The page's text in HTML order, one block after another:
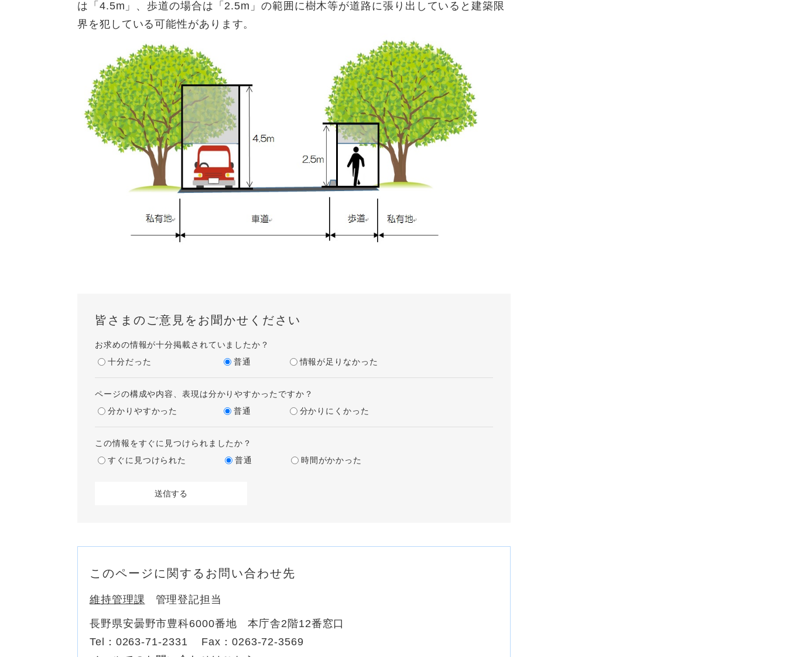
は「4.5m」、歩道の場合は「2.5m」の範囲に樹木等が道路に張り出していると建築限
界を犯している可能性があります。
皆さまのご意見をお聞かせください
お求めの情報が十分掲載されていましたか？
十分だった
普通 情報が足りなかった
ページの構成や内容、表現は分かりやすかったですか？
分かりやすかった
普通 分かりにくかった
この情報をすぐに見つけられましたか？
すぐに見つけられた
普通 時間がかかった
このページに関するお問い合わせ先
維持管理課 管理登記担当
長野県安曇野市豊科6000番地 本庁舎2階12番窓口
Tel：0263-71-2331
Fax：0263-72-3569